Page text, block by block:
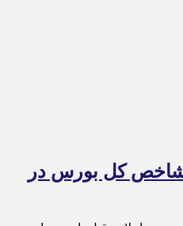
شاخص کل بورس در